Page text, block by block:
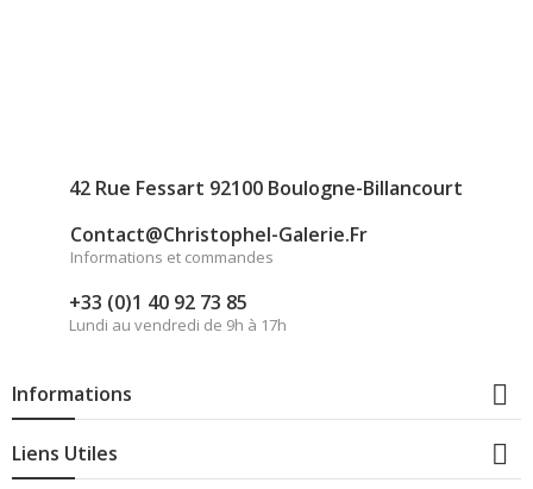
42 Rue Fessart 92100 Boulogne-Billancourt
Contact@christophel-Galerie.fr
Informations et commandes
+33 (0)1 40 92 73 85
Lundi au vendredi de 9h à 17h
Informations 
Liens Utiles 